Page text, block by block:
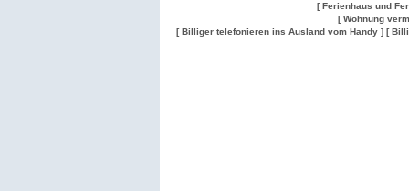
[ Ferienhaus und
[ Wohnung
[ Billiger telefonieren ins Ausland vom Handy ] [